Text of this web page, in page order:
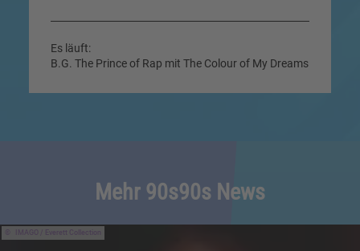
Es läuft:
B.G. The Prince of Rap mit The Colour of My Dreams
Mehr 90s90s News
IMAGO / Everett Collection